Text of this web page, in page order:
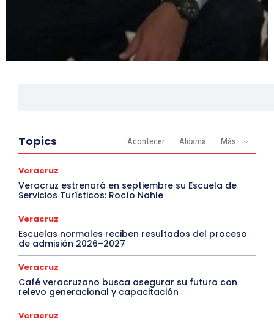
Topics Acontecer Aldama Más
Veracruz
Veracruz estrenará en septiembre su Escuela de
Servicios Turísticos: Rocío Nahle
Veracruz
Escuelas normales reciben resultados del proceso
de admisión 2026–2027
Veracruz
Café veracruzano busca asegurar su futuro con
relevo generacional y capacitación
Veracruz